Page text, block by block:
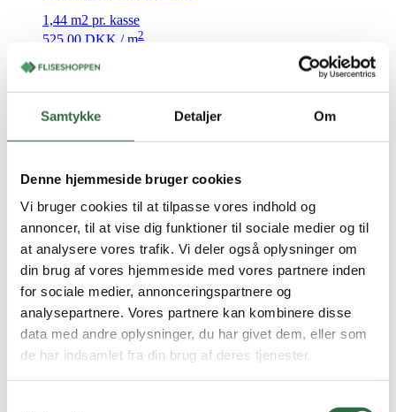
Samtykke Detaljer Om
Denne hjemmeside bruger cookies
Vi bruger cookies til at tilpasse vores indhold og
annoncer, til at vise dig funktioner til sociale medier og til
at analysere vores trafik. Vi deler også oplysninger om
din brug af vores hjemmeside med vores partnere inden
for sociale medier, annonceringspartnere og
analysepartnere. Vores partnere kan kombinere disse
data med andre oplysninger, du har givet dem, eller som
de har indsamlet fra din brug af deres tjenester.
1,44 m2 pr. kasse
525,00 DKK / m2
På lager
2,00 m2 pr. kasse
525,00DKK/ m2
På lager
Vis vareBestil prøve
Pietra ST Beige rt. 60×60
1,08 m2 pr. kasse
2